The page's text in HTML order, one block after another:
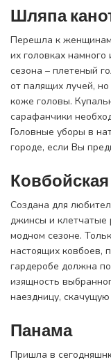
Шляпа
Перешла к женщинам
их головках
сезона – плетеный
от палящих лучей,
коже головы.
сарафанчики
Головные уборы в
городе, если Вы
Создана для
джинсы и клетчатые
модном сезоне.
настоящих ковбоев,
гардеробе должна
изящность
наездницу,
Панама
Пришла в